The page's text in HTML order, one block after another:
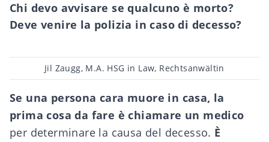
Chi devo avvisare se qualcuno è morto?
Deve venire la polizia in caso di decesso?
Post
author
Jil Zaugg, M.A. HSG in Law, Rechtsanwältin
Se una persona cara muore in casa, la
prima cosa da fare è chiamare un medico
per determinare la causa del decesso. È